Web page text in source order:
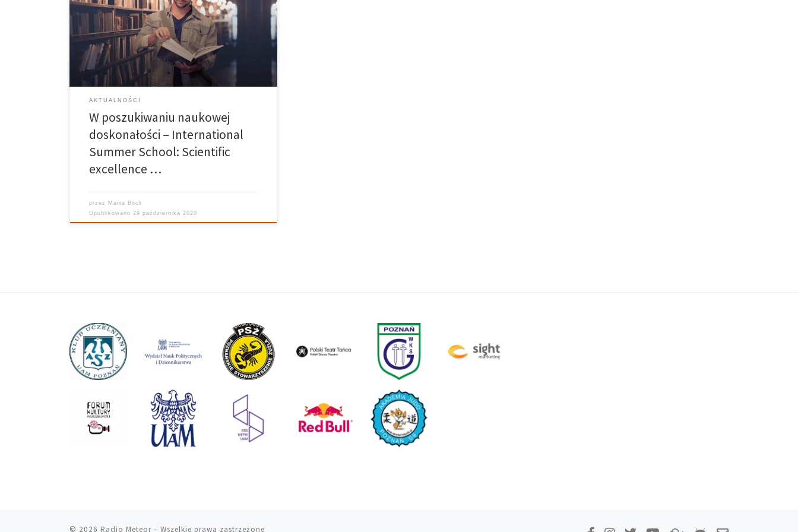
doskonałości mowa? International Summer School:
Scientific excellence – origins, research, results to
wydarzenie, podczas którego wybitni naukowcy
spotkali się z doktorantami, konsultowali swoje
projekty i wygłaszali wykłady […]
AKTUALNOŚCI
W poszukiwaniu naukowej
doskonałości – International
Summer School: Scientific
excellence …
przez Marta Bock
Opublikowano 29 października 2020
© 2026 Radio Meteor – Wszelkie prawa zastrzeżone